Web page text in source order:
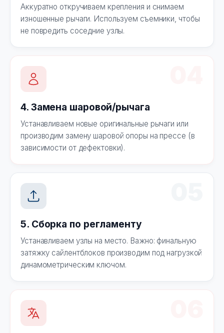
Аккуратно откручиваем крепления и снимаем
изношенные рычаги. Используем съемники, чтобы
не повредить соседние узлы.
4. Замена шаровой/рычага
Устанавливаем новые оригинальные рычаги или
производим замену шаровой опоры на прессе (в
зависимости от дефектовки).
5. Сборка по регламенту
Устанавливаем узлы на место. Важно: финальную
затяжку сайлентблоков производим под нагрузкой
динамометрическим ключом.